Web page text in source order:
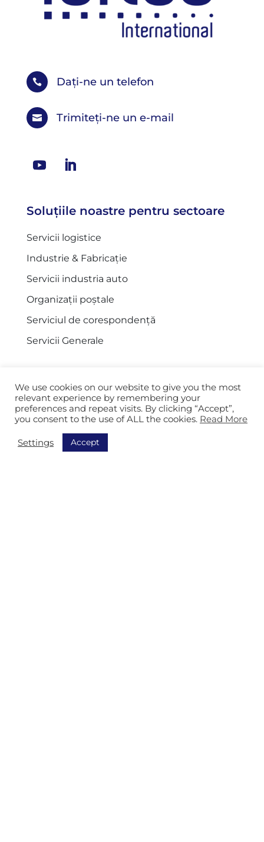
 Dați-ne un telefon
 Trimiteți-ne un e-mail
Soluțiile noastre pentru sectoare
Servicii logistice
Industrie & Fabricație
Servicii industria auto
Organizații poștale
Serviciul de corespondență
Servicii Generale
Navigație
Descoperiți toate soluțiile noastre
Order Picking
We use cookies on our website to give you the most
relevant experience by remembering your
preferences and repeat visits. By clicking “Accept”,
you consent to the use of ALL the cookies. Read More
Settings Accept